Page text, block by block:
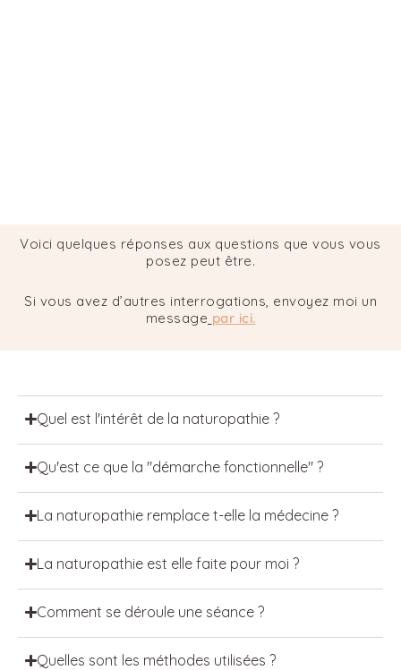
Voici quelques réponses aux questions que vous vous
posez peut être.
Si vous avez d’autres interrogations, envoyez moi un
message par ici.
Quel est l'intérêt de la naturopathie ?
Qu'est ce que la "démarche fonctionnelle" ?
La naturopathie remplace t-elle la médecine ?
La naturopathie est elle faite pour moi ?
Comment se déroule une séance ?
Quelles sont les méthodes utilisées ?